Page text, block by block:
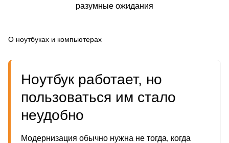
О ноутбуках и компьютерах
Ноутбук работает, но
пользоваться им стало
неудобно
Модернизация обычно нужна не тогда, когда